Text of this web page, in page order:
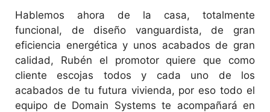
Hablemos ahora de la casa, totalmente
funcional, de diseño vanguardista, de gran
eficiencia energética y unos acabados de gran
calidad, Rubén el promotor quiere que como
cliente escojas todos y cada uno de los
acabados de tu futura vivienda, por eso todo el
equipo de Domain Systems te acompañará en